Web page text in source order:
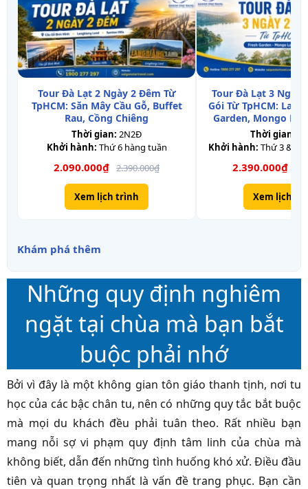
Tour Đà Lạt 2 Ngày 2 Đêm Từ
TpHCM: Săn Mây Cầu Gỗ, Buffet
Rau, Cồng Chiêng
Thời gian: 2N2Đ
Khởi hành: Thứ 6 hàng tuần
2.090.000₫ 2.390.000₫
Xem lịch trình
Tour Đà Lạt 3 Ngày
Gói Từ TpHCM:
Garden, Mongo
Samten
Thời gian:
Khởi hành: Thứ 3 &
2.390.000₫
Xem lịch
Khám phá thêm
Những quy định nghiêm
ngặt tại chùa mà bạn bắt
buộc phải nhớ
Bởi vì đây là một không gian tôn giáo thanh tịnh, nơi tu
học của các bậc chân tu, nên có những quy tắc bắt buộc
mà mọi du khách đều phải tuân theo. Rất nhiều bạn
mang nỗi sợ vi phạm quy định tâm linh của chùa mà
không biết, dẫn đến những tình huống khó xử. Điều đầu
tiên và quan trọng nhất là vấn đề trang phục. Bạn cần